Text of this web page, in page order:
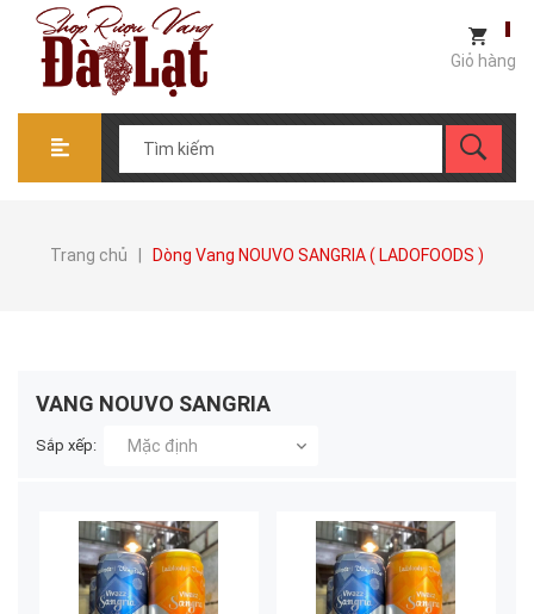
Giỏ hàng
Trang chủ Dòng Vang NOUVO SANGRIA ( LADOFOODS )
VANG NOUVO SANGRIA
Sắp xếp: Mặc định